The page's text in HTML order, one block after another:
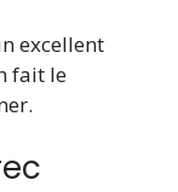
excellent
fait le